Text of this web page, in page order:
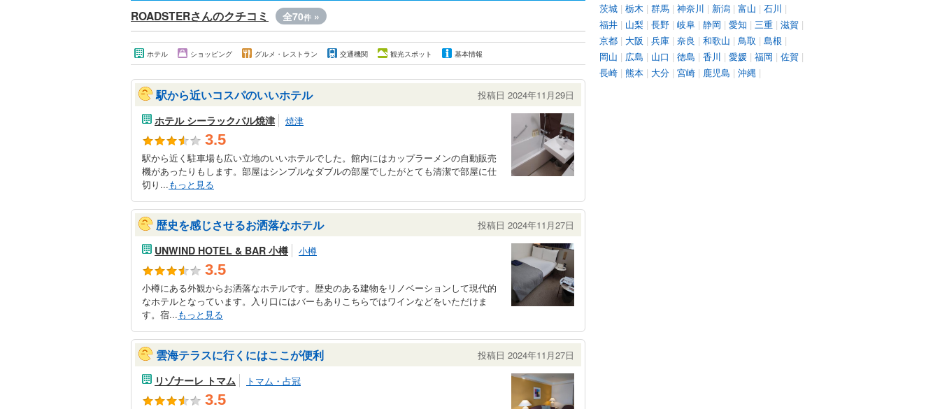
ROADSTERさんのクチコミ 全70件 »
ホテル ショッピング グルメ・レストラン 交通機関 観光スポット 基本情報
駅から近いコスパのいいホテル 投稿日 2024年11月29日
ホテル シーラックパル焼津 焼津
3.5
駅から近く駐車場も広い立地のいいホテルでした。館内にはカップラーメンの自動販売
機があったりもします。部屋はシンプルなダブルの部屋でしたがとても清潔で部屋に仕
切り...もっと見る
歴史を感じさせるお洒落なホテル 投稿日 2024年11月27日
UNWIND HOTEL & BAR 小樽 小樽
3.5
小樽にある外観からお洒落なホテルです。歴史のある建物をリノベーションして現代的
なホテルとなっています。入り口にはバーもありこちらではワインなどをいただけま
す。宿...もっと見る
雲海テラスに行くにはここが便利 投稿日 2024年11月27日
リゾナーレ トマム トマム・占冠
3.5
茨城 | 栃木 | 群馬 | 神奈川 | 新潟 | 富山 | 石川 |
福井 | 山梨 | 長野 | 岐阜 | 静岡 | 愛知 | 三重 | 滋賀 |
京都 | 大阪 | 兵庫 | 奈良 | 和歌山 | 鳥取 | 島根 |
岡山 | 広島 | 山口 | 徳島 | 香川 | 愛媛 | 福岡 | 佐賀 |
長崎 | 熊本 | 大分 | 宮崎 | 鹿児島 | 沖縄 |